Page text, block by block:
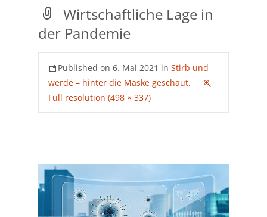
Wirtschaftliche Lage in
der Pandemie
Published on 6. Mai 2021 in Stirb und
werde – hinter die Maske geschaut.
Full resolution (498 × 337)